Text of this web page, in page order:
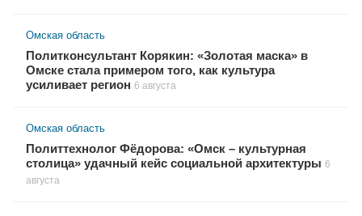
Омская область
Политконсультант Корякин: «Золотая маска» в
Омске стала примером того, как культура
усиливает регион 6 августа
Омская область
Политтехнолог Фёдорова: «Омск – культурная
столица» удачный кейс социальной архитектуры 6
августа